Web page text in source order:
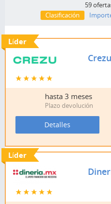
59
Clasificación
Crezu
hasta 3 meses
Plazo devolución
Detalles
Líder
Líder